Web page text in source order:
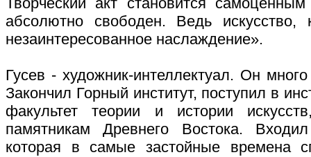
абсолютно свободен. Ведь искусство,
незаинтересованное наслаждение».
Гусев - художник-интеллектуал. Он
Закончил Горный институт, поступил в
факультет теории и истории
памятникам Древнего Востока.
которая в самые застойные времена